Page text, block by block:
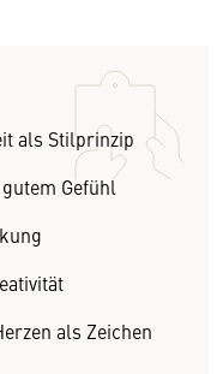
als Stilprinzip
Gefühl
als Zeichen